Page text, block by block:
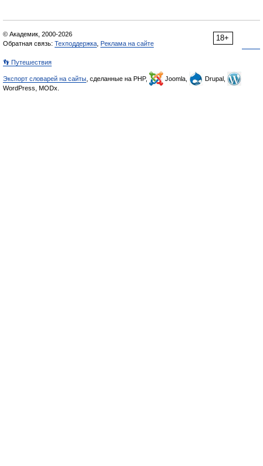
18+
© Академик, 2000-2026
Обратная связь: Техподдержка Реклама на сайте
👣 Путешествия
Экспорт словарей на сайты , сделанные на PHP, Joomla,
Drupal,
WordPress, MODx.